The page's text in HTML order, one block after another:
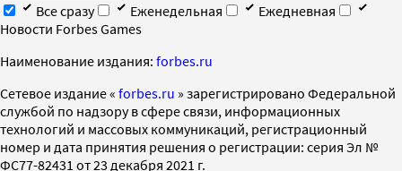
Все сразу
Еженедельная
Ежедневная
Новости Forbes Games
Наименование издания: forbes.ru
Cетевое издание « forbes.ru » зарегистрировано Федеральной
службой по надзору в сфере связи, информационных
технологий и массовых коммуникаций, регистрационный
номер и дата принятия решения о регистрации: серия Эл №
ФС77-82431 от 23 декабря 2021 г.